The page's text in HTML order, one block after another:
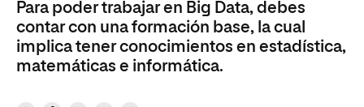
Para poder trabajar en Big Data, debes
contar con una formación base, la cual
implica tener conocimientos en estadística,
matemáticas e informática.